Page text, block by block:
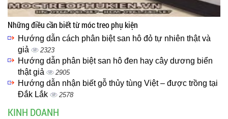
Những điều cần biết từ móc treo phụ kiện
Hướng dẫn cách phân biệt san hô đỏ tự nhiên thật và
giả
2323
Hướng dẫn phân biệt san hô đen hay cây dương biển
thật giả
2905
Hướng dẫn nhận biết gỗ thủy tùng Việt – được trồng tại
Đắk Lắk
2578
KINH DOANH